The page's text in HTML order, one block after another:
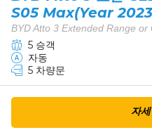
S05 Max(Year
BYD Atto 3 Extended Range or
5 승객
자동
5 차량문
자